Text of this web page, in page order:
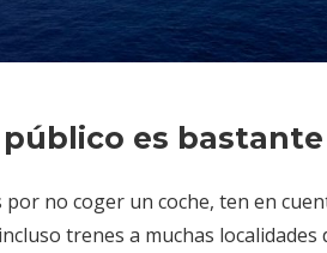
es
no coger un coche, ten en
trenes a muchas